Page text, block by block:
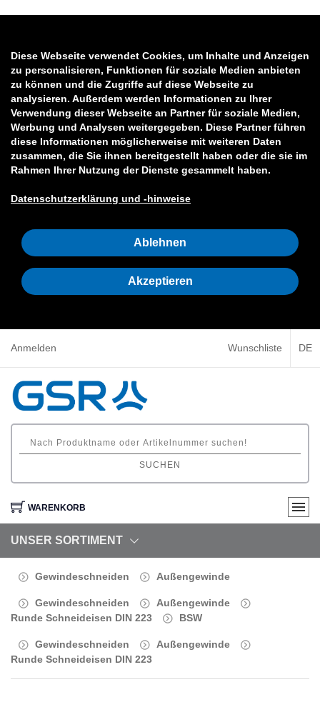
Diese Webseite verwendet Cookies, um Inhalte und Anzeigen
zu personalisieren, Funktionen für soziale Medien anbieten
zu können und die Zugriffe auf diese Webseite zu
analysieren. Außerdem werden Informationen zu Ihrer
Verwendung dieser Webseite an Partner für soziale Medien,
Werbung und Analysen weitergegeben. Diese Partner führen
diese Informationen möglicherweise mit weiteren Daten
zusammen, die Sie ihnen bereitgestellt haben oder die sie im
Rahmen Ihrer Nutzung der Dienste gesammelt haben.
Datenschutzerklärung und -hinweise
Ablehnen
Akzeptieren
Anmelden Wunschliste DE
SUCHEN
WARENKORB
UNSER SORTIMENT
Gewindeschneiden Außengewinde
Gewindeschneiden
Außengewinde
Runde Schneideisen DIN 223
BSW
Gewindeschneiden
Außengewinde
Runde Schneideisen DIN 223